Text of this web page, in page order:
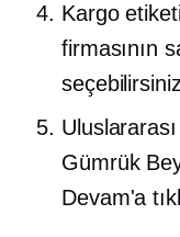
Kargo
firmasının
Gümrük
Devam'a